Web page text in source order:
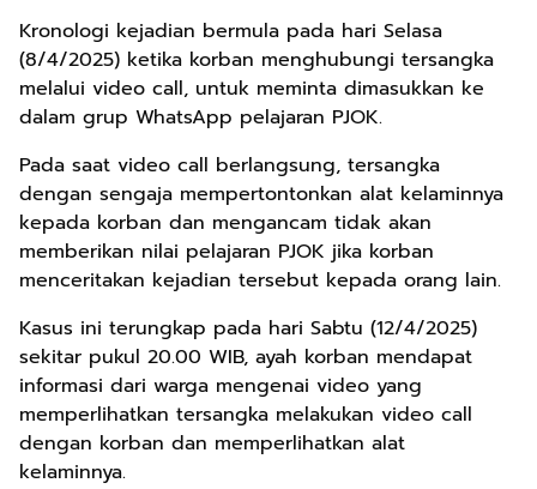
Kronologi kejadian bermula pada hari Selasa
(8/4/2025) ketika korban menghubungi tersangka
melalui video call, untuk meminta dimasukkan ke
dalam grup WhatsApp pelajaran PJOK.
Pada saat video call berlangsung, tersangka
dengan sengaja mempertontonkan alat kelaminnya
kepada korban dan mengancam tidak akan
memberikan nilai pelajaran PJOK jika korban
menceritakan kejadian tersebut kepada orang lain.
Kasus ini terungkap pada hari Sabtu (12/4/2025)
sekitar pukul 20.00 WIB, ayah korban mendapat
informasi dari warga mengenai video yang
memperlihatkan tersangka melakukan video call
dengan korban dan memperlihatkan alat
kelaminnya.